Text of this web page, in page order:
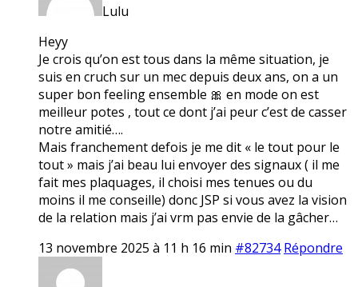
Lulu
Heyy
Je crois qu’on est tous dans la même situation, je
suis en cruch sur un mec depuis deux ans, on a un
super bon feeling ensemble 🎀 en mode on est
meilleur potes , tout ce dont j’ai peur c’est de casser
notre amitié….
Mais franchement defois je me dit « le tout pour le
tout » mais j’ai beau lui envoyer des signaux ( il me
fait mes plaquages, il choisi mes tenues ou du
moins il me conseille) donc JSP si vous avez la vision
de la relation mais j’ai vrm pas envie de la gâcher…
13 novembre 2025 à 11 h 16 min #82734 Répondre